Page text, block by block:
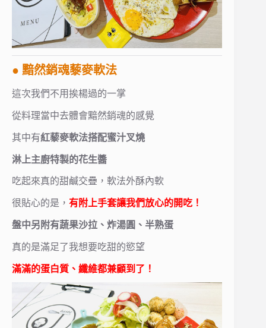
● 黯然銷魂藜麥軟法
這次我們不用挨楊過的一掌
從料理當中去體會黯然銷魂的感覺
其中有紅藜麥軟法搭配蜜汁叉燒
淋上主廚特製的花生醬
吃起來真的甜鹹交疊，軟法外酥內軟
很貼心的是， 有附上手套讓我們放心的開吃！
盤中另附有蔬果沙拉、炸湯圓、半熟蛋
真的是滿足了我想要吃甜的慾望
滿滿的蛋白質、纖維都兼顧到了！